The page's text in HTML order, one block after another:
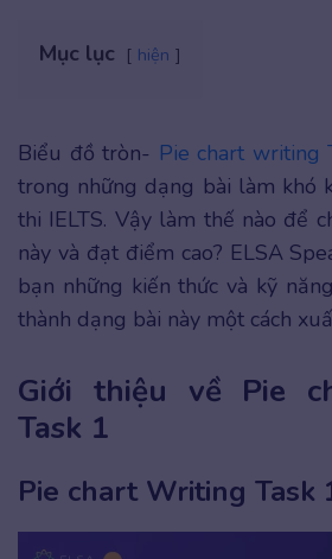
Mục lục hiện
Biểu đồ tròn- Pie chart writing
trong những dạng bài làm khó
thi IELTS. Vậy làm thế nào để
này và đạt điểm cao? ELSA
bạn những kiến thức và kỹ
thành dạng bài này một cách
Giới thiệu về Pie
Task 1
Pie chart Writing Task